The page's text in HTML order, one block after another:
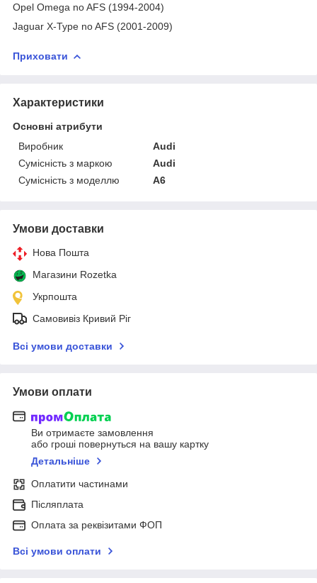
Opel Omega no AFS (1994-2004)
Jaguar X-Type no AFS (2001-2009)
Приховати
Характеристики
Основні атрибути
Виробник
Audi
Сумісність з маркою
Audi
Сумісність з моделлю
A6
Умови доставки
Нова Пошта
Магазини Rozetka
Укрпошта
Самовивіз Кривий Ріг
Всі умови доставки
Умови оплати
Ви отримаєте замовлення
або гроші повернуться на вашу картку
Детальніше
Оплатити частинами
Післяплата
Оплата за реквізитами ФОП
Всі умови оплати